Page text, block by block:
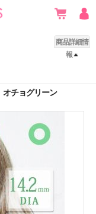
商品詳細情
報
オチョグリーン